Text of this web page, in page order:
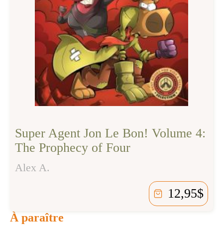
Super Agent Jon Le Bon! Volume 4:
The Prophecy of Four
Alex A.
12,95$
À paraître